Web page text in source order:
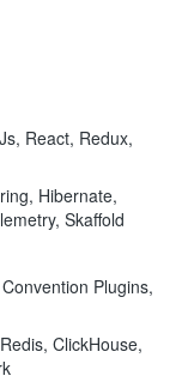
React, Redux,
Hibernate,
Skaffold
Plugins,
ClickHouse,